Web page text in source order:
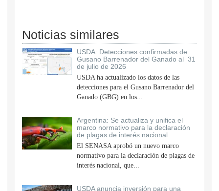
Noticias similares
USDA: Detecciones confirmadas de
Gusano Barrenador del Ganado al 31
de julio de 2026
USDA ha actualizado los datos de las
detecciones para el Gusano Barrenador del
Ganado (GBG) en los...
Argentina: Se actualiza y unifica el
marco normativo para la declaración
de plagas de interés nacional
El SENASA aprobó un nuevo marco
normativo para la declaración de plagas de
interés nacional, que...
USDA anuncia inversión para una